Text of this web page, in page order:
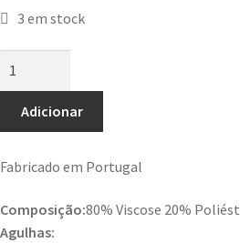
3 em stock
Adicionar
Fabricado em Portugal
Composição:80% Viscose 20%
Agulhas: